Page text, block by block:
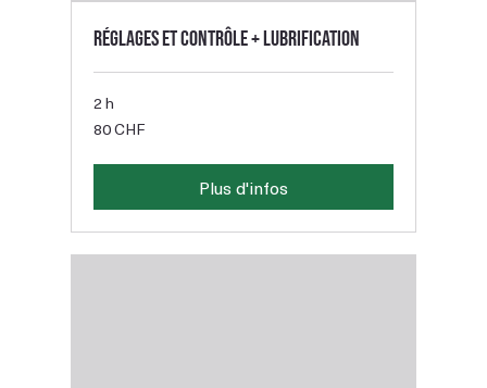
Réglages et contrôle + lubrification
2 h
francs
80 CHF
Plus d'infos